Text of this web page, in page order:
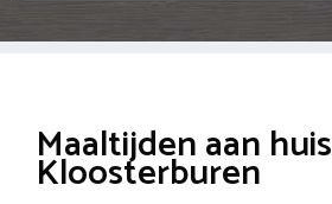
Maaltijden aan huis
Kloosterburen